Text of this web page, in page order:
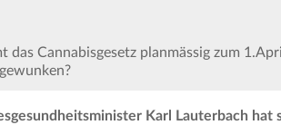
das Cannabisgesetz planmässig zum
Karl Lauterbach hat